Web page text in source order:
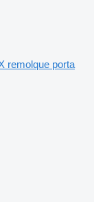
remolque porta